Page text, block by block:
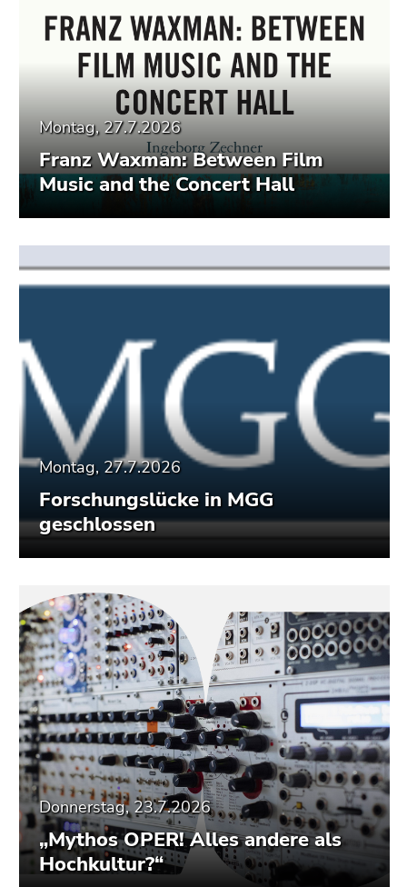
Montag, 27.7.2026
Franz Waxman: Between Film
Music and the Concert Hall
Montag, 27.7.2026
Forschungslücke in MGG
geschlossen
Donnerstag, 23.7.2026
„Mythos OPER! Alles andere als
Hochkultur?“